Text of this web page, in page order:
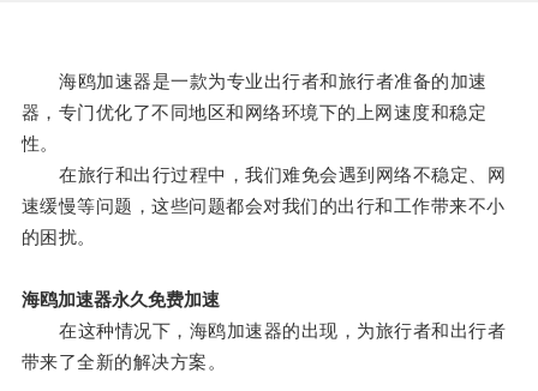
海鸥加速器是一款为专业出行者和旅行者准备的加速
器，专门优化了不同地区和网络环境下的上网速度和稳定
性。
在旅行和出行过程中，我们难免会遇到网络不稳定、网
速缓慢等问题，这些问题都会对我们的出行和工作带来不小
的困扰。
海鸥加速器永久免费加速
在这种情况下，海鸥加速器的出现，为旅行者和出行者
带来了全新的解决方案。